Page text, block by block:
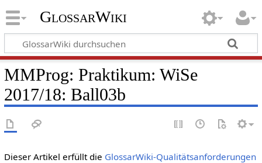
GlossarWiki
MMProg: Praktikum: WiSe
2017/18: Ball03b
Dieser Artikel erfüllt die GlossarWiki-Qualitätsanforderungen